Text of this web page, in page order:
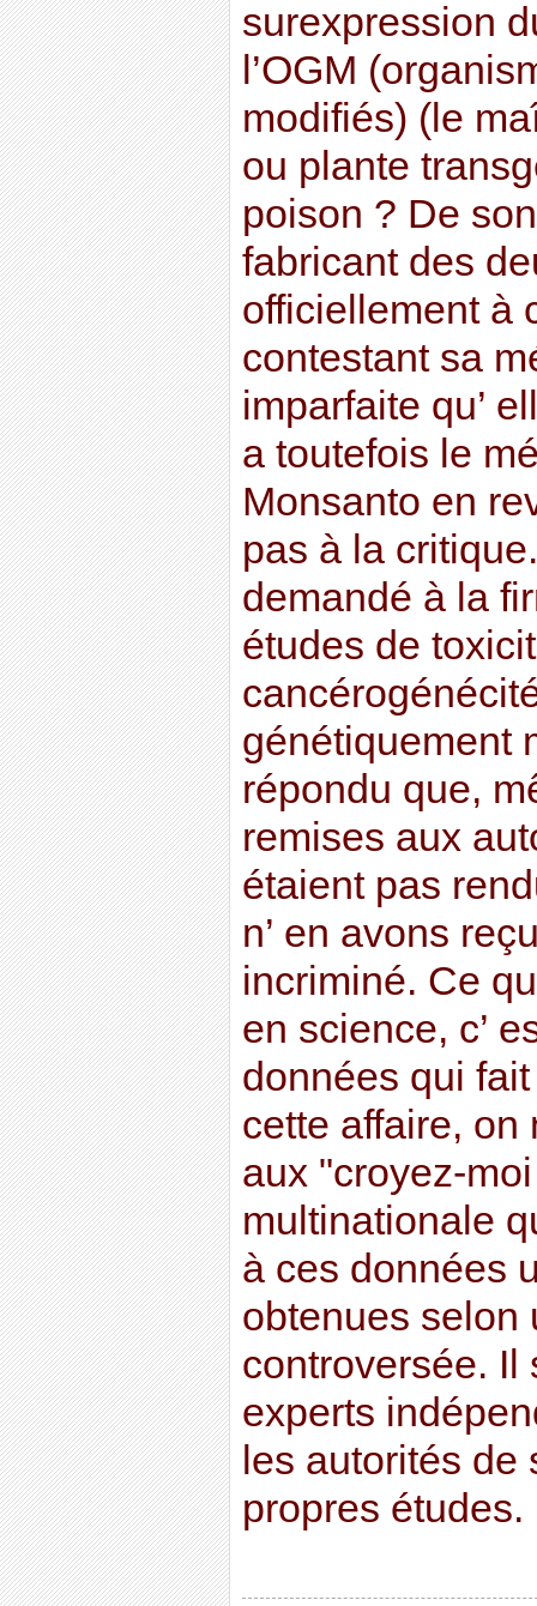
surexpression
l’OGM
modifiés) (le
ou plante
poison ? De
fabricant des
officiellement à
contestant sa
imparfaite qu’
a toutefois le
Monsanto en
pas à la
demandé à la
études de
génétiquement
répondu que,
remises aux
étaient pas
n’ en avons
incriminé. Ce
en science, c’
données qui
cette affaire, on
aux "croyez-
multinationale
à ces données
obtenues selon
controversée. Il
experts
les autorités
propres études.